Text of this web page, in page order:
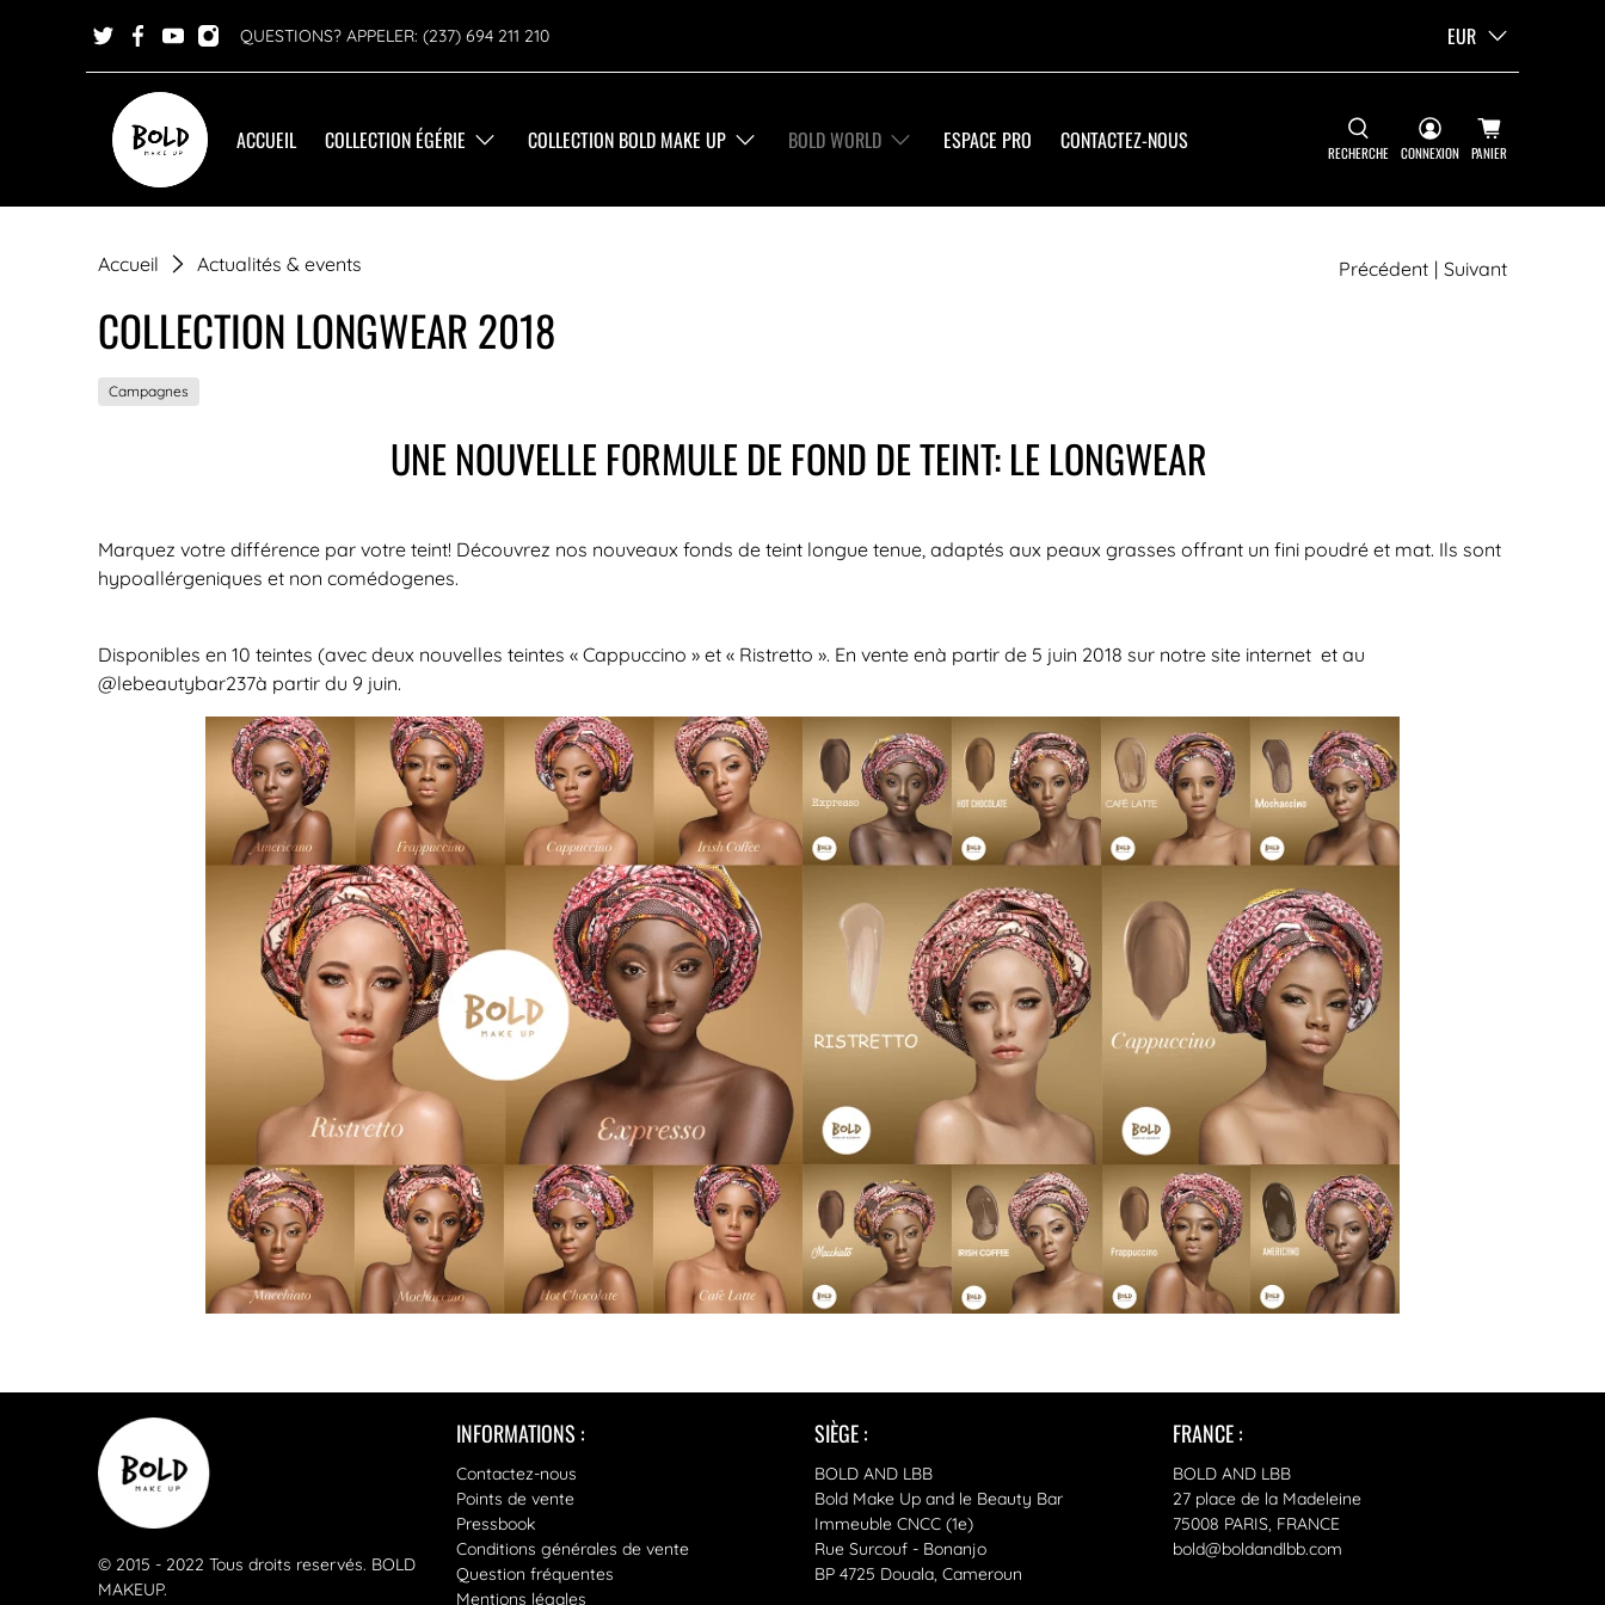
QUESTIONS? APPELER: (237) 694 211 210 EUR
ACCUEIL COLLECTION ÉGÉRIE COLLECTION BOLD MAKE UP BOLD WORLD ESPACE PRO CONTACTEZ-NOUS RECHERCHE CONNEXION PANIER
Accueil Actualités & events Précédent | Suivant
COLLECTION LONGWEAR 2018
Campagnes
UNE NOUVELLE FORMULE DE FOND DE TEINT: LE LONGWEAR
Marquez votre différence par votre teint! Découvrez nos nouveaux fonds de teint longue tenue, adaptés aux peaux grasses offrant un fini poudré et mat. Ils sont
hypoallérgeniques et non comédogenes.
Disponibles en 10 teintes (avec deux nouvelles teintes « Cappuccino » et « Ristretto ». En vente enà partir de 5 juin 2018 sur notre site internet et au
@lebeautybar237à partir du 9 juin.
© 2015 - 2022 Tous droits reservés. BOLD
MAKEUP.
INFORMATIONS :
Contactez-nous
Points de vente
Pressbook
Conditions générales de vente
Question fréquentes
Mentions légales
SIÈGE :
BOLD AND LBB
Bold Make Up and le Beauty Bar
Immeuble CNCC (1e)
Rue Surcouf - Bonanjo
BP 4725 Douala, Cameroun
FRANCE :
BOLD AND LBB
27 place de la Madeleine
75008 PARIS, FRANCE
bold@boldandlbb.com